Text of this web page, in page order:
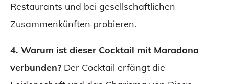
Restaurants und bei gesellschaftlichen
Zusammenkünften probieren.
4. Warum ist dieser Cocktail mit Maradona
verbunden? Der Cocktail erfängt die